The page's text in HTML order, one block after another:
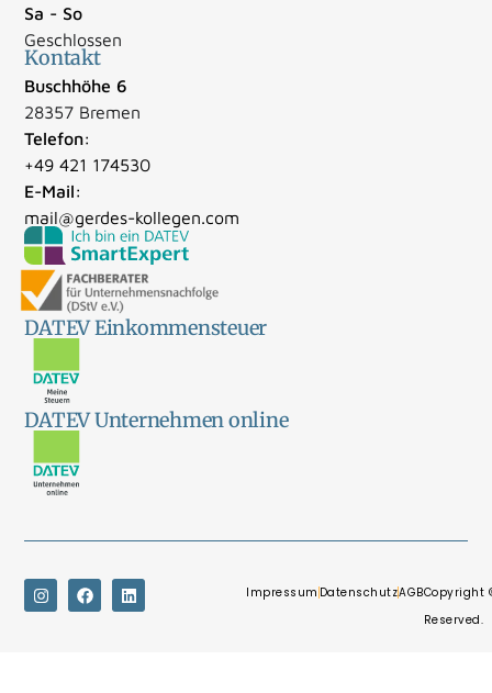
Sa - So
Geschlossen
Kontakt
Buschhöhe 6
28357 Bremen
Telefon:
+49 421 174530
E-Mail:
mail@gerdes-kollegen.com
DATEV Einkommensteuer
DATEV Unternehmen online
Copyright
Reserved.
Impressum DatenschutzAGB